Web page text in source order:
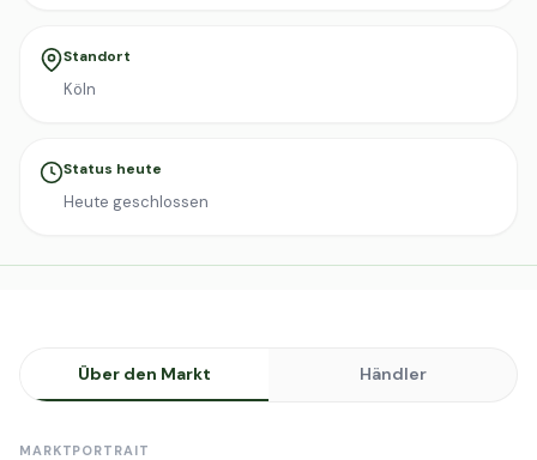
Standort
Köln
Status heute
Heute geschlossen
Über den Markt Händler
MARKTPORTRAIT